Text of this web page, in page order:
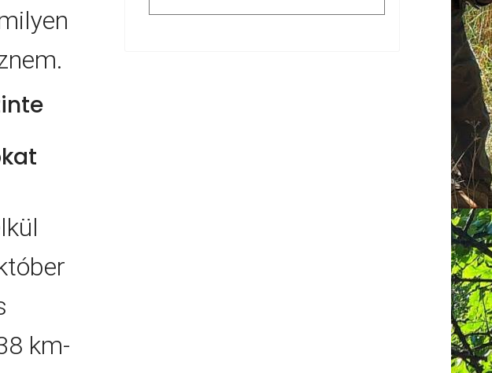
km-